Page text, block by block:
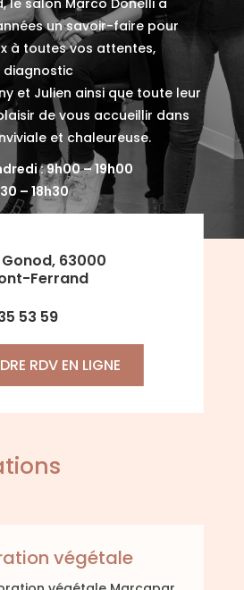
le salon Marco Donelli a
un savoir-faire pour
à toutes vos attentes,
diagnostic
et Julien ainsi que toute leur
de vous accueillir dans
et chaleureuse.
: 9h00 – 19h00
– 18h30
Gonod, 63000
Ferrand
53 59
RDV EN LIGNE
végétale